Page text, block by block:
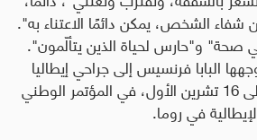
شفاء الشخص، يمكن دائمًا الاعتناء به".
صحة" و"حارس لحياة الذين يتألّمون".
البابا فرنسيس إلى جراحي إيطاليا
الذين شاركوا، من 13 إلى 16 تشرين الأول، في المؤتمر الوطني